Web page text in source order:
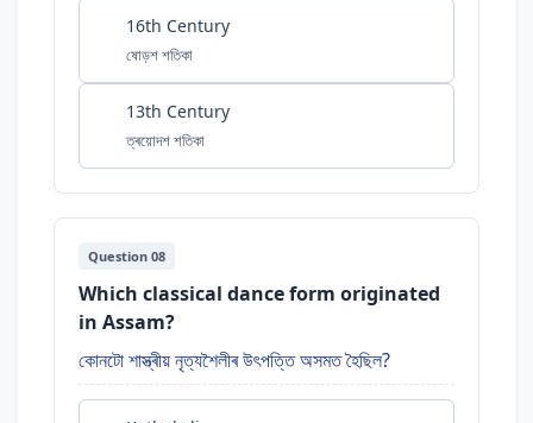
16th Century
ষোড়শ শতিকা
13th Century
ত্ৰয়োদশ শতিকা
Question 08
Which classical dance form originated
in Assam?
কোনটো শাস্ত্ৰীয় নৃত্যশৈলীৰ উৎপত্তি অসমত হৈছিল?